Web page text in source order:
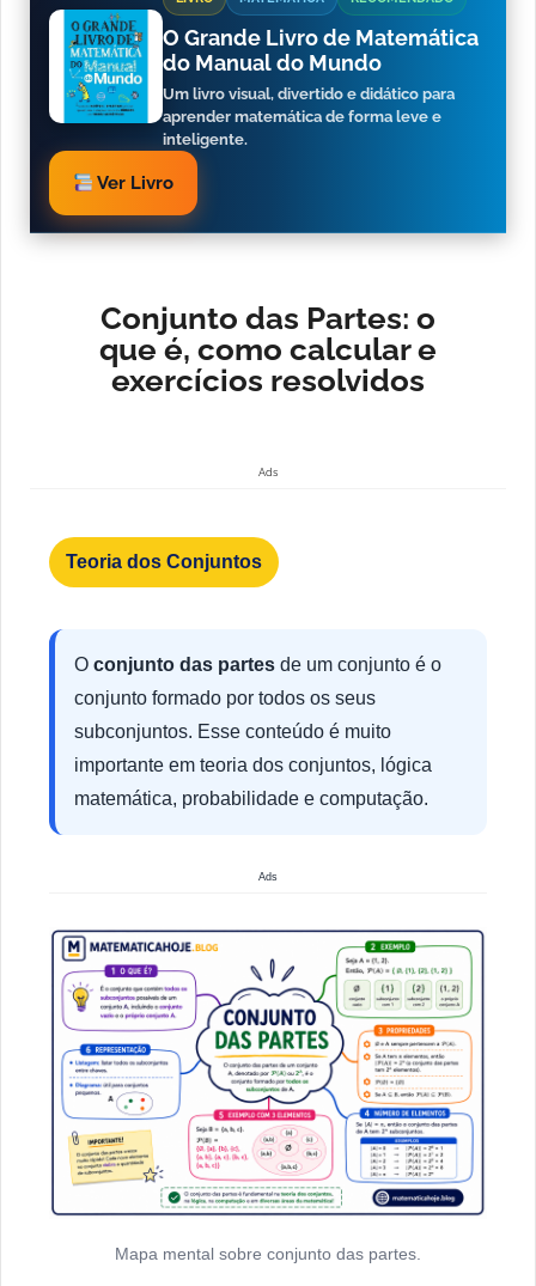
O Grande Livro de Matemática
do Manual do Mundo
Um livro visual, divertido e didático para
aprender matemática de forma leve e
inteligente.
Ver Livro
Conjunto das Partes: o
que é, como calcular e
exercícios resolvidos
Ads
Teoria dos Conjuntos
O conjunto das partes de um conjunto é o
conjunto formado por todos os seus
subconjuntos. Esse conteúdo é muito
importante em teoria dos conjuntos, lógica
matemática, probabilidade e computação.
Ads
Mapa mental sobre conjunto das partes.